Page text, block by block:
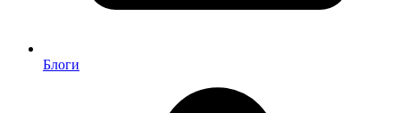
Блоги